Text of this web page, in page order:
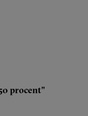
procent"